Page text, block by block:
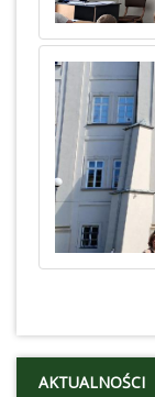
AKTUALNOŚCI